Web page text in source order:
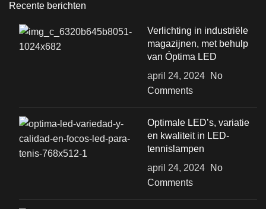
Recente berichten
Verlichting in industriële
magazijnen, met behulp
van Óptima LED
april 24, 2024
No
Comments
Optimale LED’s, variatie
en kwaliteit in LED-
tennislampen
april 24, 2024
No
Comments